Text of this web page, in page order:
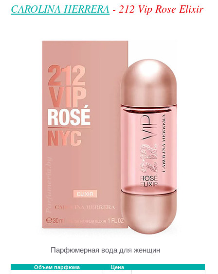
CAROLINA HERRERA - 212 Vip Rose Elixir
Парфюмерная вода для женщин
Объем парфюма Цена